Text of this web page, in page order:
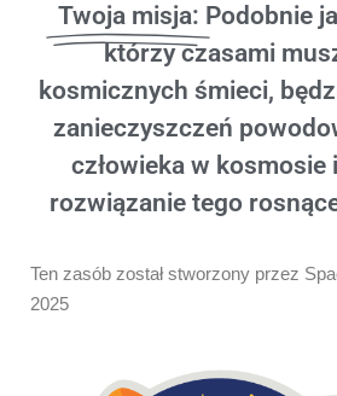
Twoja misja: Podobnie
którzy czasami
kosmicznych śmieci,
zanieczyszczeń
człowieka w kosmosie
rozwiązanie tego
Ten zasób został stworzony przez
2025